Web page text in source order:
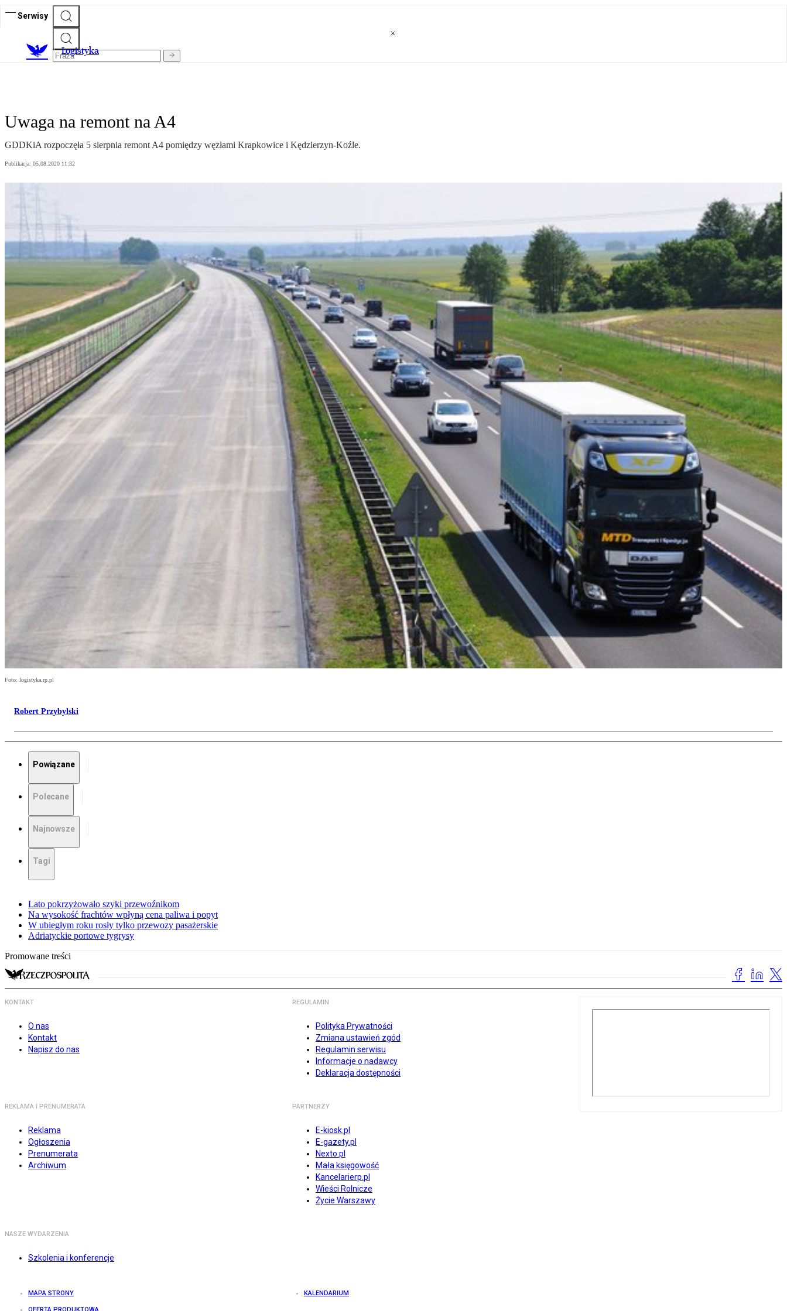
Serwisy
Logistyka
Uwaga na remont na A4
GDDKiA rozpoczęła 5 sierpnia remont A4 pomiędzy węzłami Krapkowice i Kędzierzyn-Koźle.
Publikacja: 05.08.2020 11:32
Foto: logistyka.rp.pl
Robert Przybylski
Powiązane
Polecane
Najnowsze
Tagi
Lato pokrzyżowało szyki przewoźnikom
Na wysokość frachtów wpłyną cena paliwa i popyt
W ubiegłym roku rosły tylko przewozy pasażerskie
Adriatyckie portowe tygrysy
Promowane treści
KONTAKT
O nas
Kontakt
Napisz do nas
REGULAMIN
Polityka Prywatności
Zmiana ustawień zgód
Regulamin serwisu
Informacje o nadawcy
Deklaracja dostępności
REKLAMA I PRENUMERATA
Reklama
Ogłoszenia
Prenumerata
Archiwum
PARTNERZY
E-kiosk.pl
E-gazety.pl
Nexto.pl
Mała księgowość
Kancelarierp.pl
Wieści Rolnicze
Życie Warszawy
NASZE WYDARZENIA
Szkolenia i konferencje
MAPA STRONY KALENDARIUM